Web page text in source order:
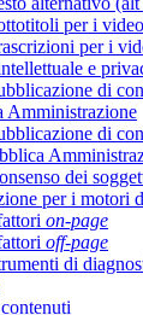
per i video
per i
e
di
Amministrazione
di
dei
per i motori
on-page
off-page
di